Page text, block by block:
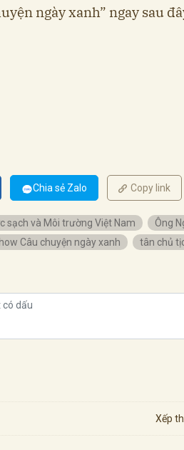
ngày xanh” ngay sau
Chia sẻ Zalo Copy link
sạch và Môi trường Việt Nam
Ông
Câu chuyện ngày xanh tân chủ
Xếp